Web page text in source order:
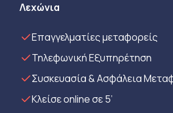
Λεχώνια
Eπαγγελματίες μεταφορείς
Τηλεφωνική Εξυπηρέτηση
Συσκευασία & Ασφάλεια
Κλείσε online σε 5’